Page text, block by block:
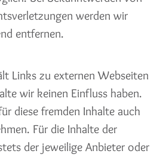
werden wir
entfernen.
Links zu externen Webseiten
wir keinen Einfluss haben.
diese fremden Inhalte auch
Für die Inhalte der
der jeweilige Anbieter oder